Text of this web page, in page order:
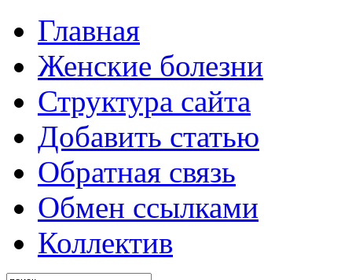
Главная
Женские болезни
Структура сайта
Добавить статью
Обратная связь
Обмен ссылками
Коллектив